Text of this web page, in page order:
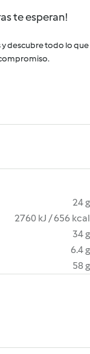
te esperan!
y descubre todo lo que
24 g
2760 kJ / 656 kcal
34 g
6.4 g
58 g